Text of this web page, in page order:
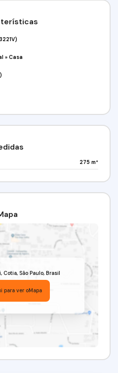
»Casa
275 m²
, Cotia, São Paulo, Brasil
para ver oMapa